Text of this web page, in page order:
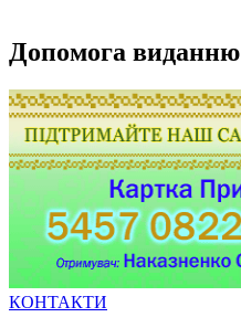
Допомога виданню
КОНТАКТИ